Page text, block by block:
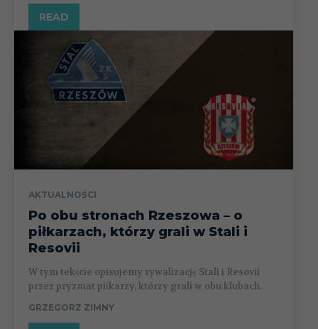
READ
AKTUALNOŚCI
Po obu stronach Rzeszowa – o
piłkarzach, którzy grali w Stali i
Resovii
W tym tekście opisujemy rywalizację Stali i Resovii
przez pryzmat piłkarzy, którzy grali w obu klubach.
GRZEGORZ ZIMNY